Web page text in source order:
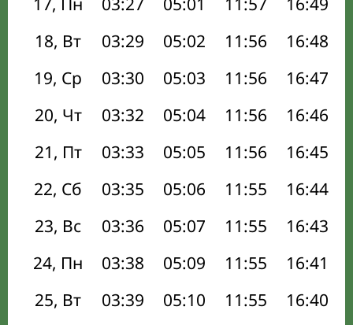
18, Вт
03:29 05:02 11:56 16:48
19, Ср
03:30 05:03 11:56 16:47
20, Чт
03:32 05:04 11:56 16:46
21, Пт
03:33 05:05 11:56 16:45
22, Сб
03:35 05:06 11:55 16:44
23, Вс
03:36 05:07 11:55 16:43
24, Пн
03:38 05:09 11:55 16:41
25, Вт
03:39 05:10 11:55 16:40